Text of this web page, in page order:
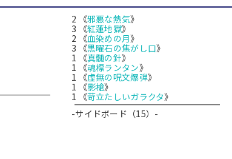
2 《邪悪な熱気》
3 《紅蓮地獄》
2 《血染めの月》
3 《黒曜石の焦がし口》
1 《真髄の針》
1 《魂標ランタン》
1 《虚無の呪文爆弾》
1 《影槍》
1 《苛立たしいガラクタ》
-サイドボード（15）-